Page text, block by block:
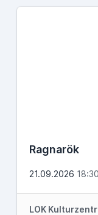
Ragnarök
21.09.2026
LOK